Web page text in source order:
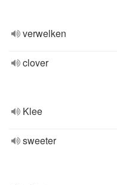
verwelken
clover
Klee
sweeter